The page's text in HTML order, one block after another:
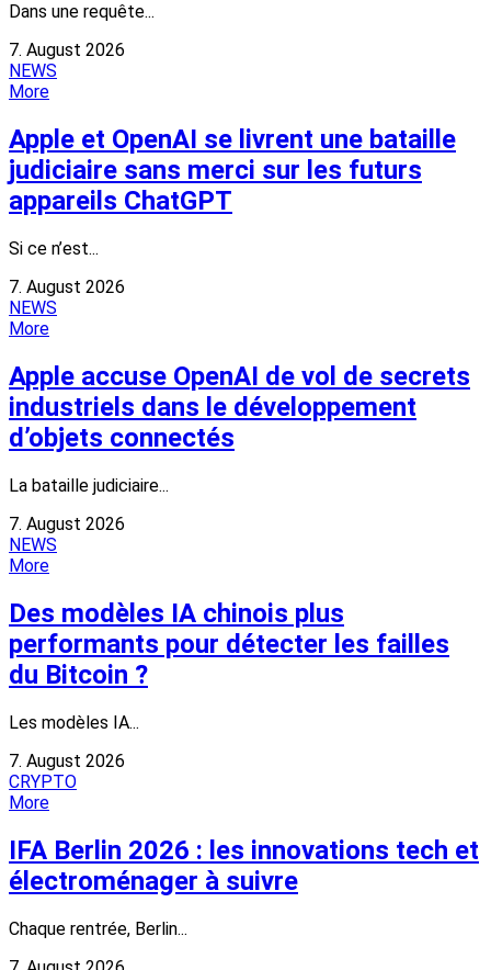
Dans une requête...
7. August 2026
NEWS
More
Apple et OpenAI se livrent une bataille
judiciaire sans merci sur les futurs
appareils ChatGPT
Si ce n’est...
7. August 2026
NEWS
More
Apple accuse OpenAI de vol de secrets
industriels dans le développement
d’objets connectés
La bataille judiciaire...
7. August 2026
NEWS
More
Des modèles IA chinois plus
performants pour détecter les failles
du Bitcoin ?
Les modèles IA...
7. August 2026
CRYPTO
More
IFA Berlin 2026 : les innovations tech et
électroménager à suivre
Chaque rentrée, Berlin...